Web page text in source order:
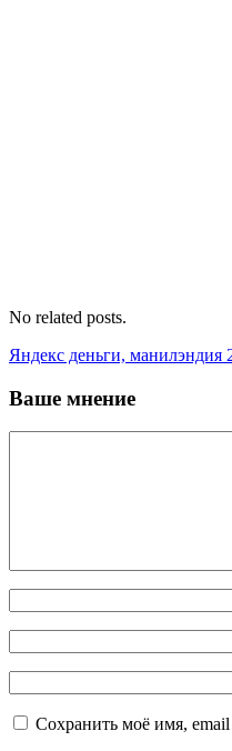
No related posts.
Яндекс деньги, манилэндия
Ваше мнение
Сохранить моё имя,